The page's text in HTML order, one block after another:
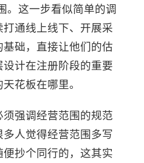
。这一步看似简单的调
通线上线下、开展采
础，直接让他们的估
计在注册阶段的重要
花板在哪里。
强调经营范围的规范
人觉得经营范围多写
抄个同行的，这其实